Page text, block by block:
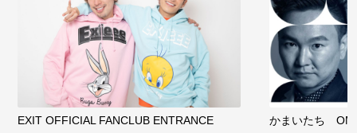
EXIT OFFICIAL FANCLUB ENTRANCE かまいたち